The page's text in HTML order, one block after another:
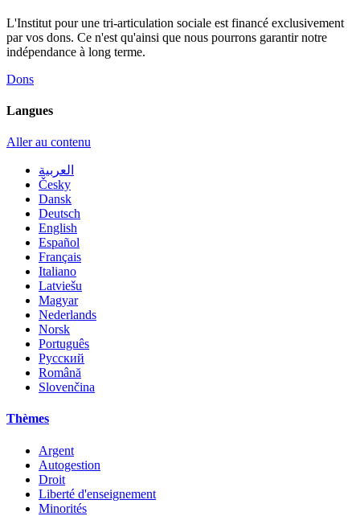
L'Institut pour une tri-articulation sociale est financé exclusivement
par vos dons. Ce n'est qu'ainsi que nous pourrons garantir notre
indépendance à long terme.
Dons
Langues
Aller au contenu
العربية
Česky
Dansk
Deutsch
English
Español
Français
Italiano
Latviešu
Magyar
Nederlands
Norsk
Português
Русский
Română
Slovenčina
Thèmes
Argent
Autogestion
Droit
Liberté d'enseignement
Minorités